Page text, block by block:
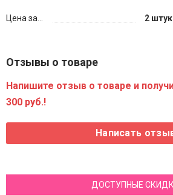
Цена за... 2
Отзывы о товаре
Напишите отзыв о товаре и
300 руб.!
ДОСТУПНЫЕ